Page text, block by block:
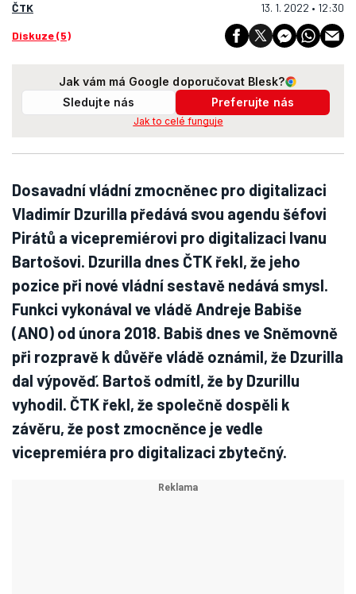
ČTK 13. 1. 2022 • 12:30
Diskuze (5)
Jak vám má Google doporučovat Blesk?
Sledujte nás
Preferujte nás
Jak to celé funguje
Dosavadní vládní zmocněnec pro digitalizaci
Vladimír Dzurilla předává svou agendu šéfovi
Pirátů a vicepremiérovi pro digitalizaci Ivanu
Bartošovi. Dzurilla dnes ČTK řekl, že jeho
pozice při nové vládní sestavě nedává smysl.
Funkci vykonával ve vládě Andreje Babiše
(ANO) od února 2018. Babiš dnes ve Sněmovně
při rozpravě k důvěře vládě oznámil, že Dzurilla
dal výpověď. Bartoš odmítl, že by Dzurillu
vyhodil. ČTK řekl, že společně dospěli k
závěru, že post zmocněnce je vedle
vicepremiéra pro digitalizaci zbytečný.